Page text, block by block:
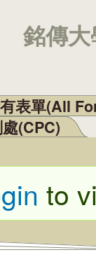
銘傳
表單(All
(CPC)
to